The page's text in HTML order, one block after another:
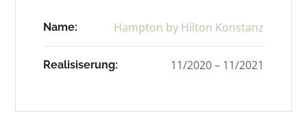
Name: Hampton by Hilton Konstanz
Realisiserung: 11/2020 – 11/2021